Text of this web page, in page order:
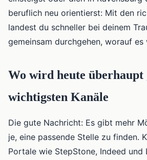
beruflich neu orientierst: Mit den
landest du schneller bei deinem
gemeinsam durchgehen, worauf
Wo wird heute überhaupt
wichtigsten Kanäle
Die gute Nachricht: Es gibt mehr
je, eine passende Stelle zu finden.
Portale wie StepStone, Indeed und